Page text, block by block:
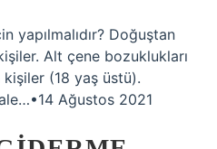
yapılmalıdır? Doğuştan
Alt çene bozuklukları
(18 yaş üstü).
Ağustos 2021